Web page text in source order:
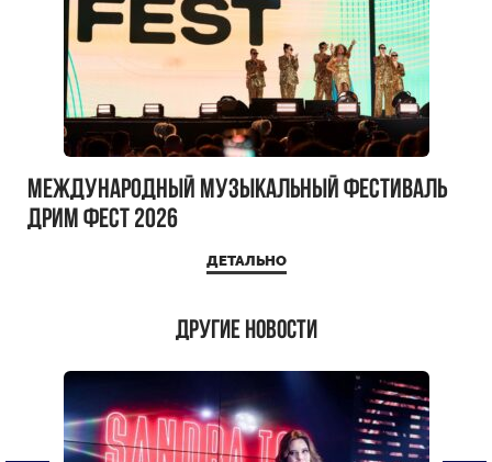
Международный музыкальный фестиваль
ДРИМ ФЕСТ 2026
ДЕТАЛЬНО
Другие новости